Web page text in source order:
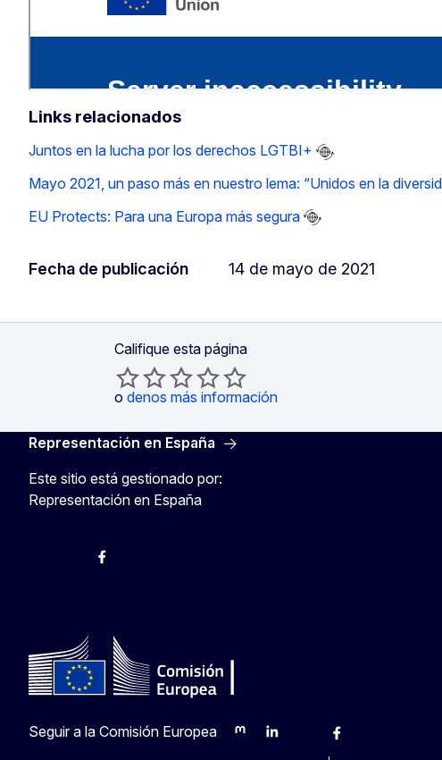
Links relacionados
Juntos en la lucha por los derechos LGTBI+
Mayo 2021, un paso más en nuestro lema: “Unidos en la
EU Protects: Para una Europa más segura
Fecha de publicación 14 de mayo de 2021
Califique esta página
o denos más información
Representación en España
Este sitio está gestionado por:
Representación en España
@ComisionEuropea
Espacio Europa
Comisión Europea en España
Seguir a la Comisión Europea
MastodonLinkedInBlueskyFacebook